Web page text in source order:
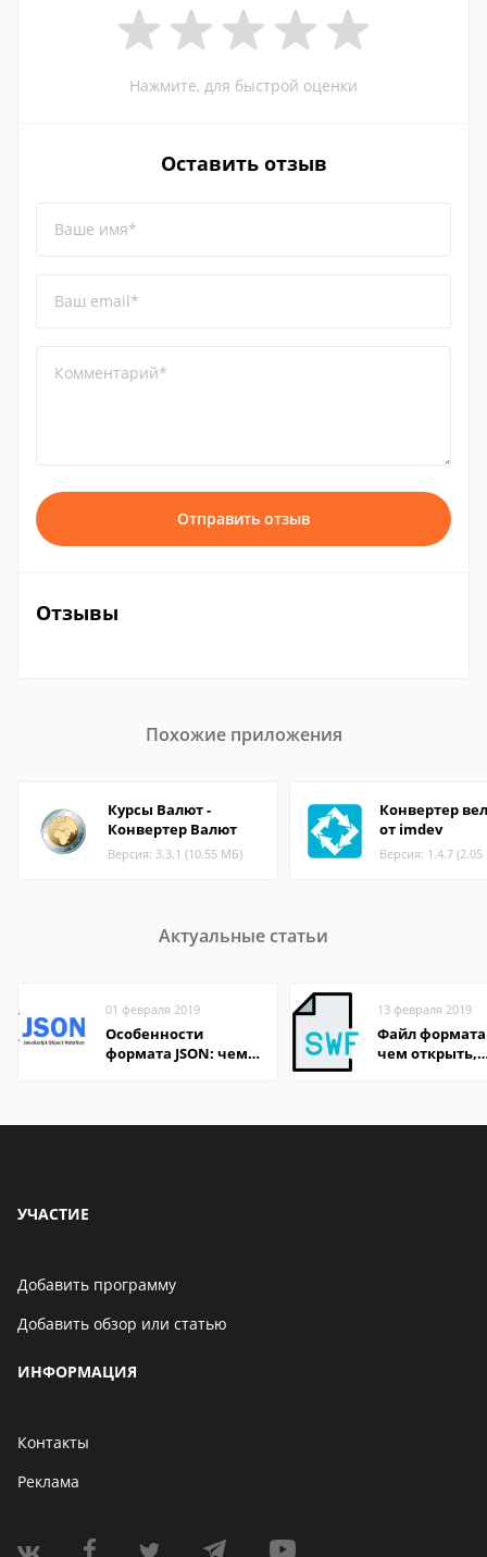
Нажмите, для быстрой оценки
Оставить отзыв
Ваше имя*
Ваш email*
Комментарий*
Отправить отзыв
Отзывы
Похожие приложения
Курсы Валют -
Конвертер Bалют
Версия: 3.3.1 (10.55 МБ)
Конвертер
от imdev
Версия: 1.4.7
Актуальные статьи
01 февраля 2019
Особенности
формата JSON: чем
13 февраля 2019
Файл формата
чем открыть,
УЧАСТИЕ
Добавить программу
Добавить обзор или статью
ИНФОРМАЦИЯ
Контакты
Реклама